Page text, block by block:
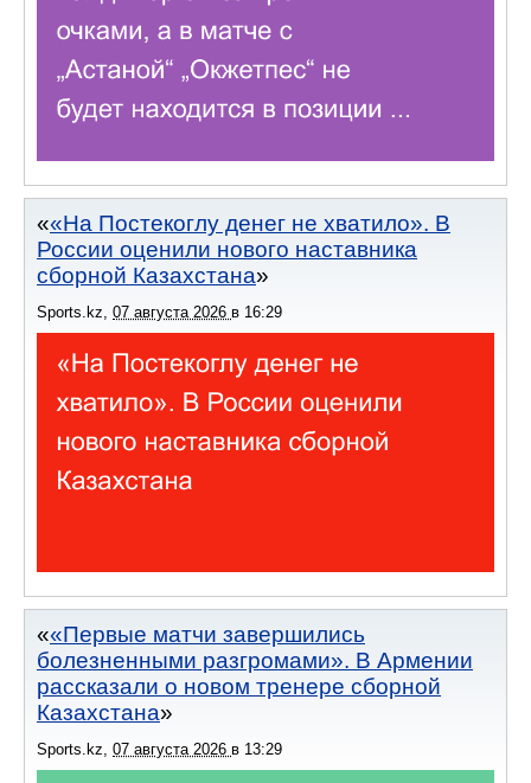
«На Постекоглу денег не хватило». В
России оценили нового наставника
сборной Казахстана
Sports.kz 07 августа 2026 в 16:29
«Первые матчи завершились
болезненными разгромами». В Армении
рассказали о новом тренере сборной
Казахстана
Sports.kz 07 августа 2026 в 13:29